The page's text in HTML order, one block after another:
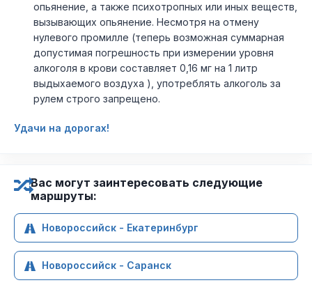
опьянение, а также психотропных или иных веществ,
вызывающих опьянение. Несмотря на отмену
нулевого промилле (теперь возможная суммарная
допустимая погрешность при измерении уровня
алкоголя в крови составляет 0,16 мг на 1 литр
выдыхаемого воздуха ), употреблять алкоголь за
рулем строго запрещено.
Удачи на дорогах!
Вас могут заинтересовать следующие
маршруты:
Новороссийск - Екатеринбург
Новороссийск - Саранск